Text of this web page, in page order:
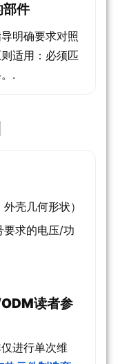
部件
明确要求对照
适用：必须匹
.
壳几何形状）
要求的电压/功
读者参
进行单次维